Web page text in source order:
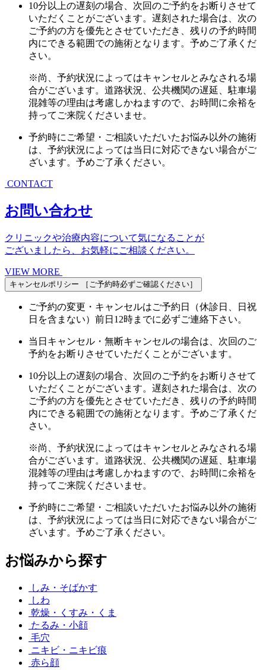
10分以上の遅刻の場合、次回のご予約をお断りさせて
いただくことがございます。遅刻された場合は、次の
ご予約の方を優先とさせていただき、残りの予約時間
内にできる範囲での施術となります。予めご了承くだ
さい。
※尚、予約状況によってはキャンセルとみなされる場
合がございます。道路状況、公共機関の遅延、駐車場
混雑等の理由は考慮しかねますので、お時間に余裕を
持ってご来院くださいませ。
予約時にご希望・ご相談いただいたお悩み以外の施術
は、予約状況によっては当日に対応できない場合がご
ざいます。予めご了承ください。
CONTACT
お問い合わせ
クリニックや治療内容について気になることが
ございましたら、お気軽にご相談ください。
VIEW MORE
キャンセルポリシー ［ご予約時必ずご確認ください］
ご予約の変更・キャンセルはご予約日（休診日、日祝
日を含まない）前日12時までに必ずご連絡下さい。
当日キャンセル・無断キャンセルの場合は、次回のご
予約をお断りさせていただくことがございます。
10分以上の遅刻の場合、次回のご予約をお断りさせて
いただくことがございます。遅刻された場合は、次の
ご予約の方を優先とさせていただき、残りの予約時間
内にできる範囲での施術となります。予めご了承くだ
さい。
※尚、予約状況によってはキャンセルとみなされる場
合がございます。道路状況、公共機関の遅延、駐車場
混雑等の理由は考慮しかねますので、お時間に余裕を
持ってご来院くださいませ。
予約時にご希望・ご相談いただいたお悩み以外の施術
は、予約状況によっては当日に対応できない場合がご
ざいます。予めご了承ください。
お悩みから探す
しみ・そばかす
しわ
乾燥・くすみ・くま
たるみ・小顔
毛穴
ニキビ・ニキビ痕
赤ら顔